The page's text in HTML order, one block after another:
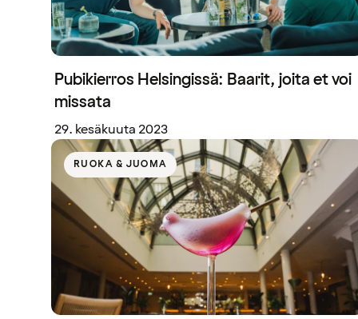
Pubikierros Helsingissä: Baarit, joita et voi
missata
29. kesäkuuta 2023
RUOKA & JUOMA